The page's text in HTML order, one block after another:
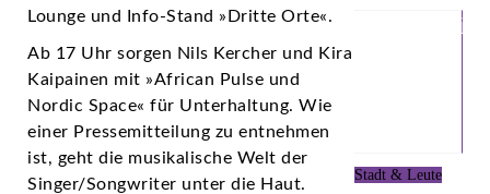
Lounge und Info-Stand »Dritte Orte«.
Ab 17 Uhr sorgen Nils Kercher und Kira
Kaipainen mit »African Pulse und
Nordic Space« für Unterhaltung. Wie
einer Pressemitteilung zu entnehmen
ist, geht die musikalische Welt der
Singer/Songwriter unter die Haut.
Stadt & Leute